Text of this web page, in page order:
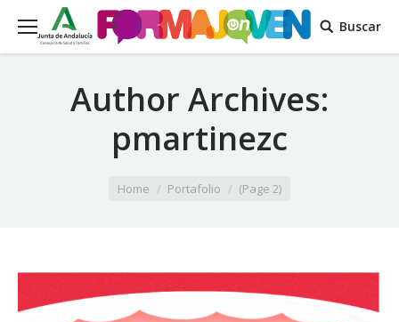
Buscar
Author Archives:
pmartinezc
Home Portafolio (Page 2)